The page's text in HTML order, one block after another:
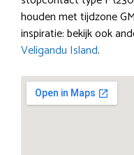
houden met tijdzone
inspiratie: bekijk ook
Veligandu Island.